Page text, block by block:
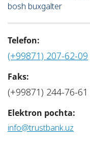
bosh buxgalter
Telefon:
(+99871) 207-62-09
Faks:
(+99871) 244-76-61
Elektron pochta:
info@trustbank.uz